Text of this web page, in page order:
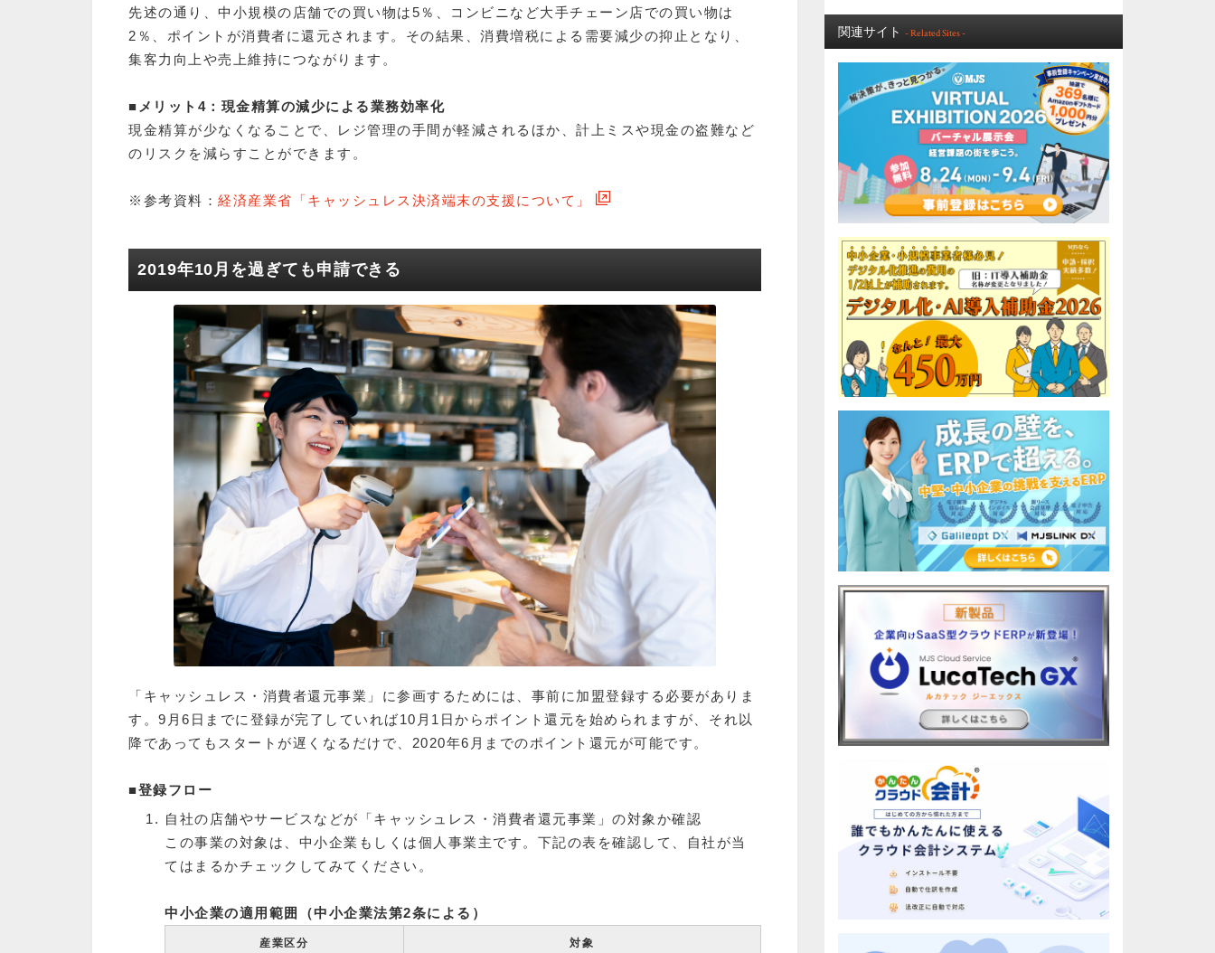
先述の通り、中小規模の店舗での買い物は5％、コンビニなど大手チェーン店での買い物は
2％、ポイントが消費者に還元されます。その結果、消費増税による需要減少の抑止となり、
集客力向上や売上維持につながります。
■メリット4：現金精算の減少による業務効率化
現金精算が少なくなることで、レジ管理の手間が軽減されるほか、計上ミスや現金の盗難など
のリスクを減らすことができます。
※参考資料：経済産業省「キャッシュレス決済端末の支援について」
2019年10月を過ぎても申請できる
「キャッシュレス・消費者還元事業」に参画するためには、事前に加盟登録する必要がありま
す。9月6日までに登録が完了していれば10月1日からポイント還元を始められますが、それ以
降であってもスタートが遅くなるだけで、2020年6月までのポイント還元が可能です。
■登録フロー
自社の店舗やサービスなどが「キャッシュレス・消費者還元事業」の対象か確認
この事業の対象は、中小企業もしくは個人事業主です。下記の表を確認して、自社が当
てはまるかチェックしてみてください。
中小企業の適用範囲（中小企業法第2条による）
産業区分 対象
関連サイト - Related Sites -